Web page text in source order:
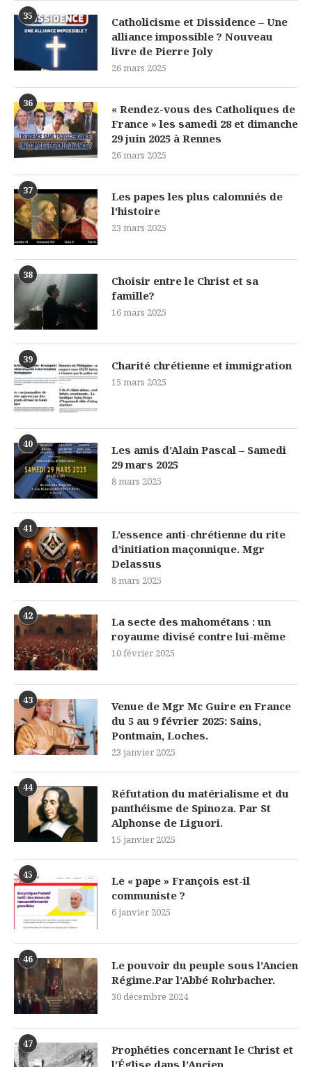
35
Catholicisme et Dissidence – Une
alliance impossible ? Nouveau
livre de Pierre Joly
26 mars 2025
36
« Rendez-vous des Catholiques de
France » les samedi 28 et dimanche
29 juin 2025 à Rennes
26 mars 2025
37
Les papes les plus calomniés de
l’histoire
23 mars 2025
38
Choisir entre le Christ et sa
famille?
16 mars 2025
39 Charité chrétienne et immigration
15 mars 2025
40
Les amis d’Alain Pascal – Samedi
29 mars 2025
8 mars 2025
41
L’essence anti-chrétienne du rite
d’initiation maçonnique. Mgr
Delassus
8 mars 2025
42
La secte des mahométans : un
royaume divisé contre lui-même
10 février 2025
43
Venue de Mgr Mc Guire en France
du 5 au 9 février 2025: Sains,
Pontmain, Loches.
23 janvier 2025
44
Réfutation du matérialisme et du
panthéisme de Spinoza. Par St
Alphonse de Liguori.
15 janvier 2025
45
Le « pape » François est-il
communiste ?
6 janvier 2025
46
Le pouvoir du peuple sous l’Ancien
Régime.Par l’Abbé Rohrbacher.
30 décembre 2024
47
Prophéties concernant le Christ et
l’Église dans l’Ancien